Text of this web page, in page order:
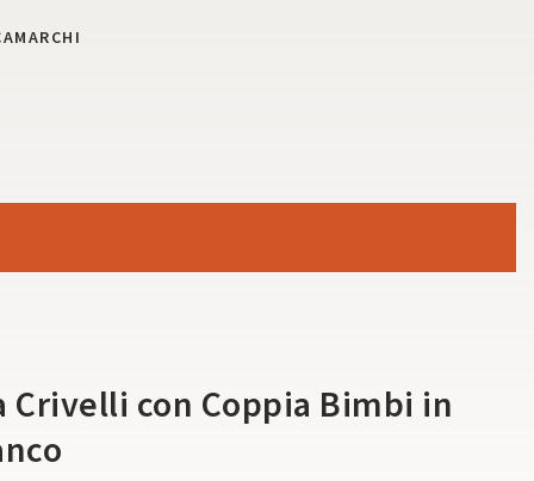
MARCHI
Crivelli con Coppia Bimbi in